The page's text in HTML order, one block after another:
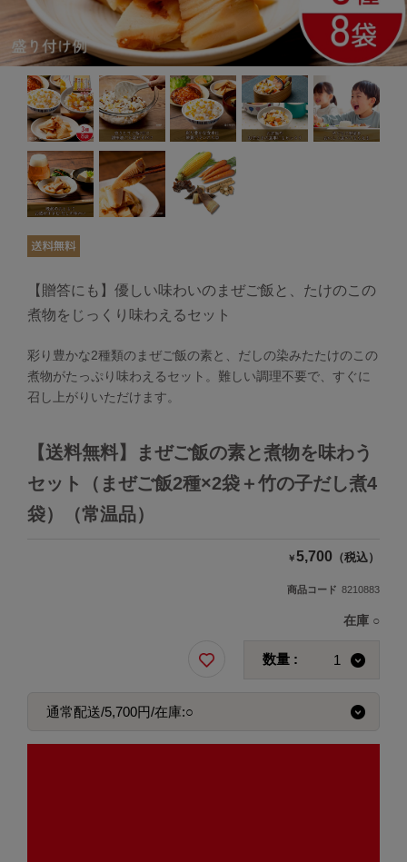
【贈答にも】優しい味わいのまぜご飯と、たけのこの
煮物をじっくり味わえるセット
彩り豊かな2種類のまぜご飯の素と、だしの染みたたけのこの
煮物がたっぷり味わえるセット。難しい調理不要で、すぐに
召し上がりいただけます。
【送料無料】まぜご飯の素と煮物を味わう
セット（まぜご飯2種×2袋＋竹の子だし煮4
袋）（常温品）
￥5,700 （税込）
商品コード 8210883
在庫 ○
数量 :